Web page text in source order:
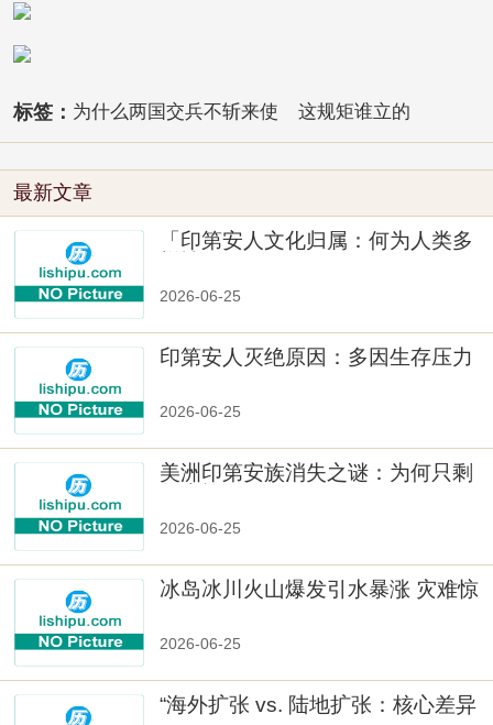
标签： 为什么两国交兵不斩来使 这规矩谁立的
最新文章
「印第安人文化归属：何为人类多
2026-06-25
印第安人灭绝原因：多因生存压力
2026-06-25
美洲印第安族消失之谜：为何只剩
2026-06-25
冰岛冰川火山爆发引水暴涨 灾难惊
2026-06-25
“海外扩张 vs. 陆地扩张：核心差异